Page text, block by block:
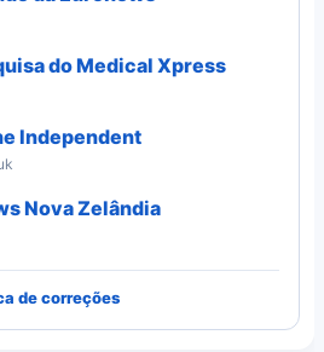
do Medical Xpress
Independent
Nova Zelândia
de correções